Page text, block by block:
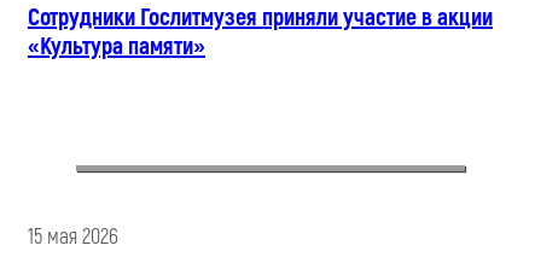
Сотрудники Гослитмузея приняли участие в акции
«Культура памяти»
15 мая 2026